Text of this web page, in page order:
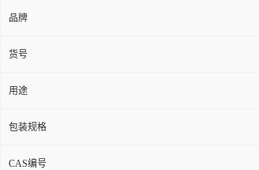
品牌
货号
用途
包装规格
CAS编号